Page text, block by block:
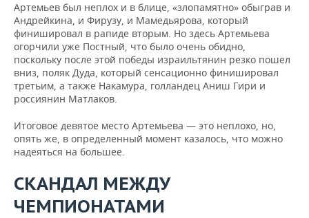
Артемьев был неплох и в блице, «злопамятно» обыграв и
Андрейкина, и Фирузу, и Мамедьярова, который
финишировал в рапиде вторым. Но здесь Артемьева
огорчили уже Постный, что было очень обидно,
поскольку после этой победы израильтянин резко пошел
вниз, поляк Дуда, который сенсационно финишировал
третьим, а также Накамура, голландец Аниш Гири и
россиянин Матлаков.
Итоговое девятое место Артемьева — это неплохо, но,
опять же, в определенный момент казалось, что можно
надеяться на большее.
СКАНДАЛ МЕЖДУ
ЧЕМПИОНАТАМИ